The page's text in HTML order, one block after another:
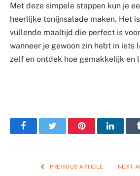
Met deze simpele stappen kun je
heerlijke tonijnsalade maken. Het
vullende maaltijd die perfect is
wanneer je gewoon zin hebt in iets
zelf en ontdek hoe gemakkelijk en
FacebookTwitter Pinterest
PREVIOUS ARTICLE NEXT